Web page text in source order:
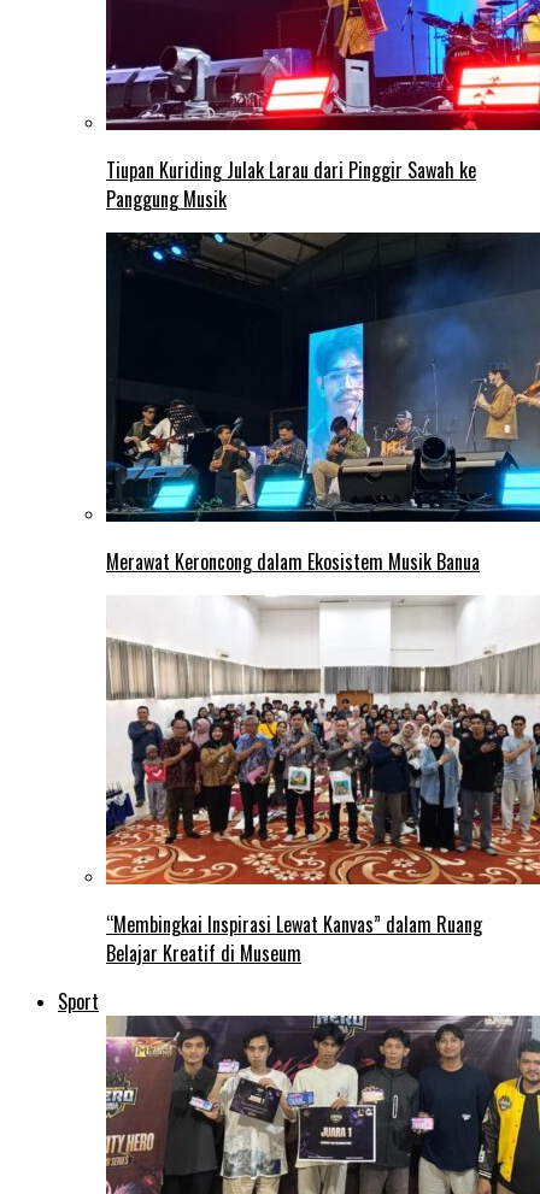
Tiupan Kuriding Julak Larau dari Pinggir Sawah ke
Panggung Musik
Merawat Keroncong dalam Ekosistem Musik Banua
“Membingkai Inspirasi Lewat Kanvas” dalam Ruang
Belajar Kreatif di Museum
Sport